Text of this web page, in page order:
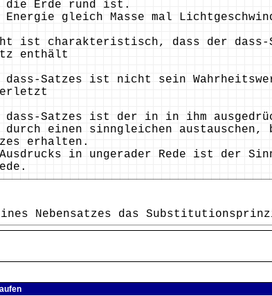
die Erde rund ist.
gleich Masse mal
ist charakteristisch, dass der dass-
enthält
dass-Satzes ist nicht sein
dass-Satzes ist der in in ihm
durch einen sinngleichen
erhalten.
in ungerader Rede ist der
Nebensatzes das